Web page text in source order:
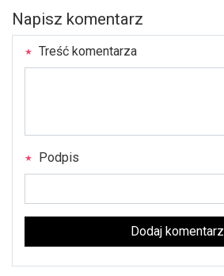
Napisz komentarz
Treść komentarza
Podpis
Dodaj komentarz